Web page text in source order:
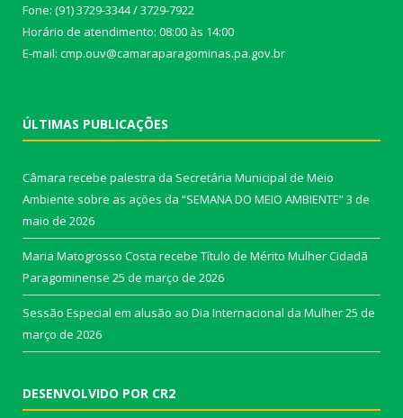
Fone: (91) 3729-3344 / 3729-7922
Horário de atendimento: 08:00 às 14:00
E-mail: cmp.ouv@camaraparagominas.pa.gov.br
ÚLTIMAS PUBLICAÇÕES
Câmara recebe palestra da Secretária Municipal de Meio
Ambiente sobre as ações da “SEMANA DO MEIO AMBIENTE”3 de
maio de 2026
Maria Matogrosso Costa recebe Título de Mérito Mulher Cidadã
Paragominense 25 de março de 2026
Sessão Especial em alusão ao Dia Internacional da Mulher25 de
março de 2026
DESENVOLVIDO POR CR2